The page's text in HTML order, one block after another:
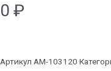
0 ₽
Артикул AM-103120